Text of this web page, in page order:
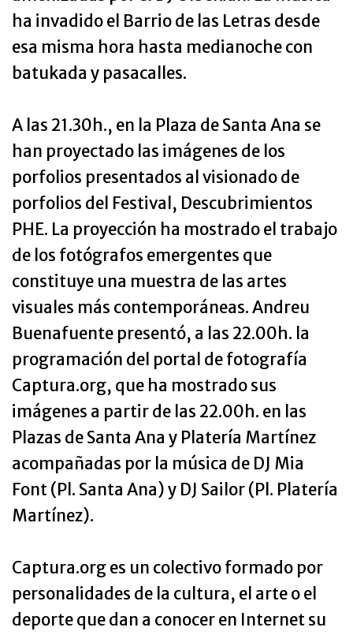
ha invadido el Barrio de las Letras desde
esa misma hora hasta medianoche con
batukada y pasacalles.
A las 21.30h., en la Plaza de Santa Ana se
han proyectado las imágenes de los
porfolios presentados al visionado de
porfolios del Festival, Descubrimientos
PHE. La proyección ha mostrado el trabajo
de los fotógrafos emergentes que
constituye una muestra de las artes
visuales más contemporáneas. Andreu
Buenafuente presentó, a las 22.00h. la
programación del portal de fotografía
Captura.org, que ha mostrado sus
imágenes a partir de las 22.00h. en las
Plazas de Santa Ana y Platería Martínez
acompañadas por la música de DJ Mia
Font (Pl. Santa Ana) y DJ Sailor (Pl. Platería
Martínez).
Captura.org es un colectivo formado por
personalidades de la cultura, el arte o el
deporte que dan a conocer en Internet su